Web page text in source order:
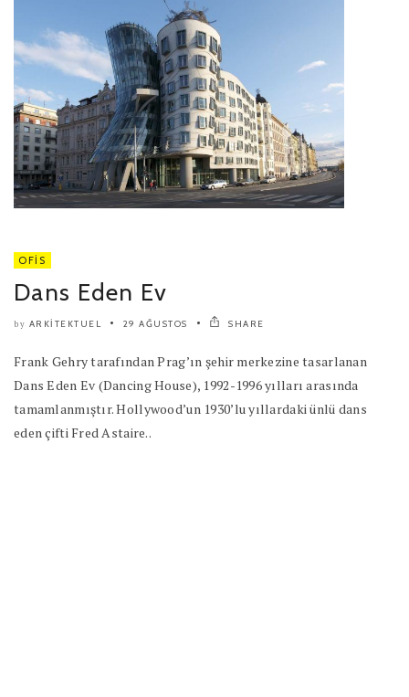
OFIS
Dans Eden Ev
by ARKITEKTUEL 29 AĞUSTOS SHARE
Frank Gehry tarafından Prag’ın şehir merkezine tasarlanan
Dans Eden Ev (Dancing House), 1992-1996 yılları arasında
tamamlanmıştır. Hollywood’un 1930’lu yıllardaki ünlü dans
eden çifti Fred Astaire..